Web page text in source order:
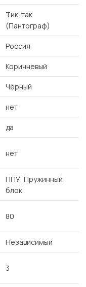
Тик-так
(Пантограф)
Россия
Коричневый
Чёрный
нет
да
нет
ППУ, Пружинный
блок
80
Независимый
3